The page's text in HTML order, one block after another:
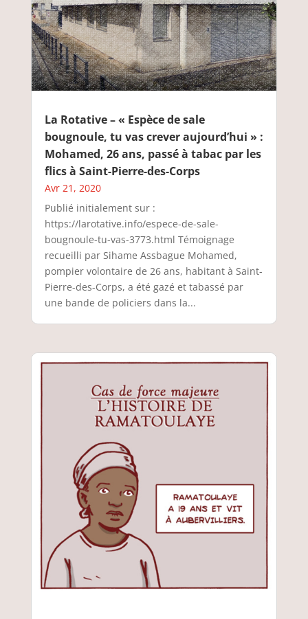
La Rotative – « Espèce de sale
bougnoule, tu vas crever aujourd’hui » :
Mohamed, 26 ans, passé à tabac par les
flics à Saint-Pierre-des-Corps
Avr 21, 2020
Publié initialement sur :
https://larotative.info/espece-de-sale-
bougnoule-tu-vas-3773.html Témoignage
recueilli par Sihame Assbague Mohamed,
pompier volontaire de 26 ans, habitant à Saint-
Pierre-des-Corps, a été gazé et tabassé par
une bande de policiers dans la...